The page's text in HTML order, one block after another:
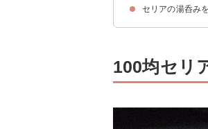
①Amazon｜美
③Yahoo！ショ
③楽天市場｜波
セリアの湯呑み
100均セリ